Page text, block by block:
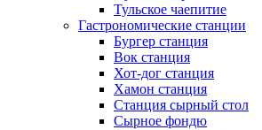
Тульское чаепитие
Гастрономические станции
Бургер станция
Вок станция
Хот-дог станция
Хамон станция
Станция сырный стол
Сырное фондю